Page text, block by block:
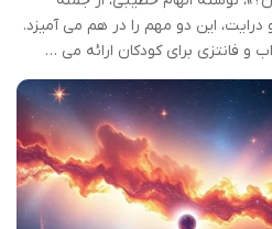
این دو مهم را در هم می آمیزد.
و فانتزی برای کودکان ارائه می …